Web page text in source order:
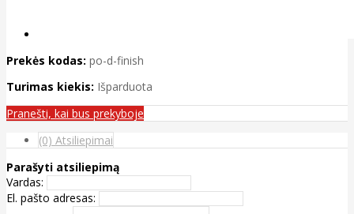
Prekės kodas: po-d-finish
Turimas kiekis: Išparduota
Pranešti, kai bus prekyboje
(0) Atsiliepimai
Parašyti atsiliepimą
Vardas:
El. pašto adresas: